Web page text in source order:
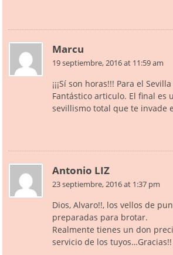
Marcu
19 septiembre, 2016 at 11:59 am
¡¡¡Sí son horas!!! Para el
Fantástico articulo. El final es
sevillismo total que te invade
Antonio LIZ
23 septiembre, 2016 at 1:37 pm
Dios, Alvaro!!, los vellos de
preparadas para brotar.
Realmente tienes un don
servicio de los tuyos…Gracias!!